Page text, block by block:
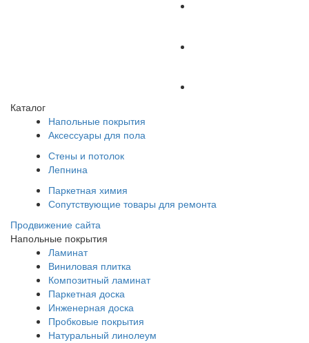
Каталог
Напольные покрытия
Аксессуары для пола
Стены и потолок
Лепнина
Паркетная химия
Сопутствующие товары для ремонта
Продвижение сайта
Напольные покрытия
Ламинат
Виниловая плитка
Композитный ламинат
Паркетная доска
Инженерная доска
Пробковые покрытия
Натуральный линолеум